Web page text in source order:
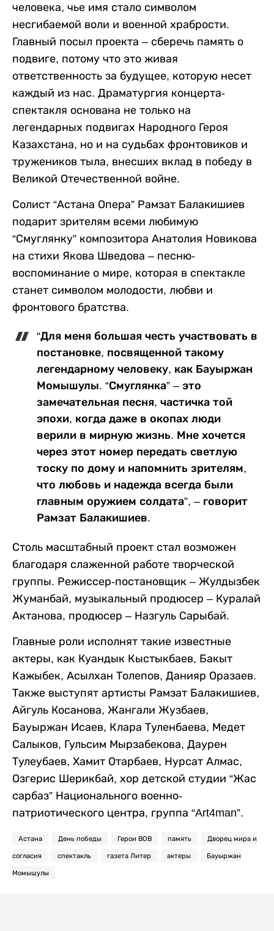
человека, чье имя стало символом
несгибаемой воли и военной храбрости.
Главный посыл проекта – сберечь память о
подвиге, потому что это живая
ответственность за будущее, которую несет
каждый из нас. Драматургия концерта-
спектакля основана не только на
легендарных подвигах Народного Героя
Казахстана, но и на судьбах фронтовиков и
тружеников тыла, внесших вклад в победу в
Великой Отечественной войне.
Солист “Астана Опера” Рамзат Балакишиев
подарит зрителям всеми любимую
“Смуглянку” композитора Анатолия Новикова
на стихи Якова Шведова – песню-
воспоминание о мире, которая в спектакле
станет символом молодости, любви и
фронтового братства.
“Для меня большая честь участвовать в
постановке, посвященной такому
легендарному человеку, как Бауыржан
Момышулы. “Смуглянка” – это
замечательная песня, частичка той
эпохи, когда даже в окопах люди
верили в мирную жизнь. Мне хочется
через этот номер передать светлую
тоску по дому и напомнить зрителям,
что любовь и надежда всегда были
главным оружием солдата”, – говорит
Рамзат Балакишиев.
Столь масштабный проект стал возможен
благодаря слаженной работе творческой
группы. Режиссер-постановщик – Жулдызбек
Жуманбай, музыкальный продюсер – Куралай
Актанова, продюсер – Назгуль Сарыбай.
Главные роли исполнят такие известные
актеры, как Куандык Кыстыкбаев, Бакыт
Кажыбек, Асылхан Толепов, Данияр Оразаев.
Также выступят артисты Рамзат Балакишиев,
Айгуль Косанова, Жангали Жузбаев,
Бауыржан Исаев, Клара Туленбаева, Медет
Салыков, Гульсим Мырзабекова, Даурен
Тулеубаев, Хамит Отарбаев, Нурсат Алмас,
Озгерис Шерикбай, хор детской студии “Жас
сарбаз” Национального военно-
патриотического центра, группа “Art4man”.
Астана День победы Герои ВОВ память Дворец мира и
согласия спектакль газета Литер актеры Бауыржан
Момышулы